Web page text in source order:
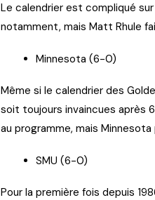
Le calendrier est compliqué
notamment, mais Matt Rhule
Minnesota (6-0)
Même si le calendrier des
soit toujours invaincues après
au programme, mais
SMU (6-0)
Pour la première fois depuis